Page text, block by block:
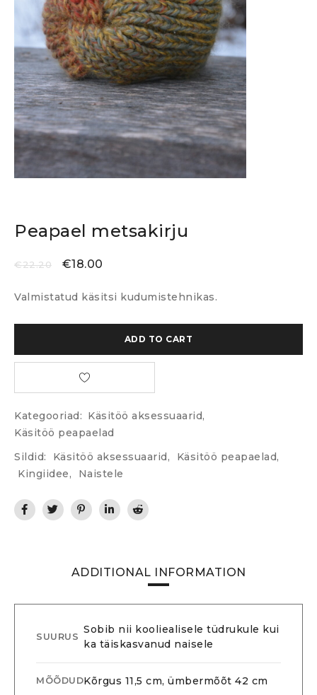
Peapael metsakirju
€22.20 €18.00
Valmistatud käsitsi kudumistehnikas.
ADD TO CART
Kategooriad: Käsitöö aksessuaarid,
Käsitöö peapaelad
Sildid:
Käsitöö aksessuaarid, Käsitöö peapaelad,
Kingiidee, Naistele
ADDITIONAL INFORMATION
SUURUS
Sobib nii kooliealisele tüdrukule kui
ka täiskasvanud naisele
MÕÕDUDKõrgus 11,5 cm, ümbermõõt 42 cm